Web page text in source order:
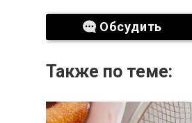
Обсудить
Также по теме: